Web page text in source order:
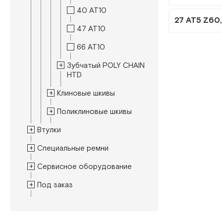
40 AT10
47 AT10
66 AT10
Зубчатый POLY CHAIN
HTD
Клиновые шкивы
Поликлиновые шкивы
Втулки
Специальные ремни
Сервисное оборудование
Под заказ
27 AT5